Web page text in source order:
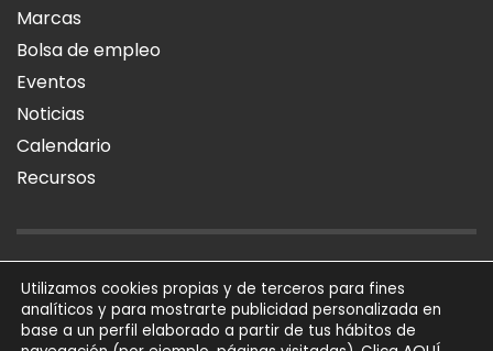
Marcas
Bolsa de empleo
Eventos
Noticias
Calendario
Recursos
AVISO LEGAL POLÍTICA DE PRIVACIDAD POLÍTICA DE COOKIES
SÍGUENOS
Utilizamos cookies propias y de terceros para fines
analíticos y para mostrarte publicidad personalizada en
base a un perfil elaborado a partir de tus hábitos de